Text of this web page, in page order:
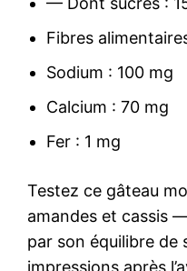
Fibres
Sodium : 100 mg
Calcium : 70 mg
Fer : 1 mg
Testez ce gâteau
amandes et cassis
par son équilibre de
impressions après